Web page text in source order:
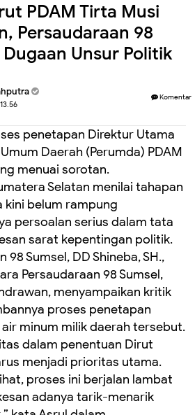
PDAM Tirta Musi
Persaudaraan 98
Unsur Politik
Komentar
penetapan Direktur Utama
Daerah (Perumda) PDAM
menuai sorotan.
Selatan menilai tahapan
kini belum rampung
persoalan serius dalam tata
sarat kepentingan politik.
98 Sumsel, DD Shineba, SH.,
Persaudaraan 98 Sumsel,
menyampaikan kritik
proses penetapan
minum milik daerah tersebut.
dalam penentuan Dirut
menjadi prioritas utama.
proses ini berjalan lambat
adanya tarik-menarik